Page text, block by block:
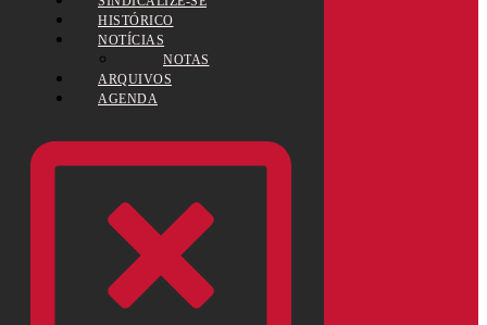
HISTÓRICO
NOTÍCIAS
NOTAS
ARQUIVOS
AGENDA